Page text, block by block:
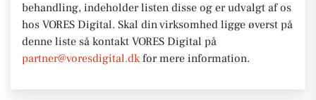
behandling, indeholder listen disse og er udvalgt af os
hos VORES Digital. Skal din virksomhed ligge øverst på
denne liste så kontakt VORES Digital på
partner@voresdigital.dk for mere information.